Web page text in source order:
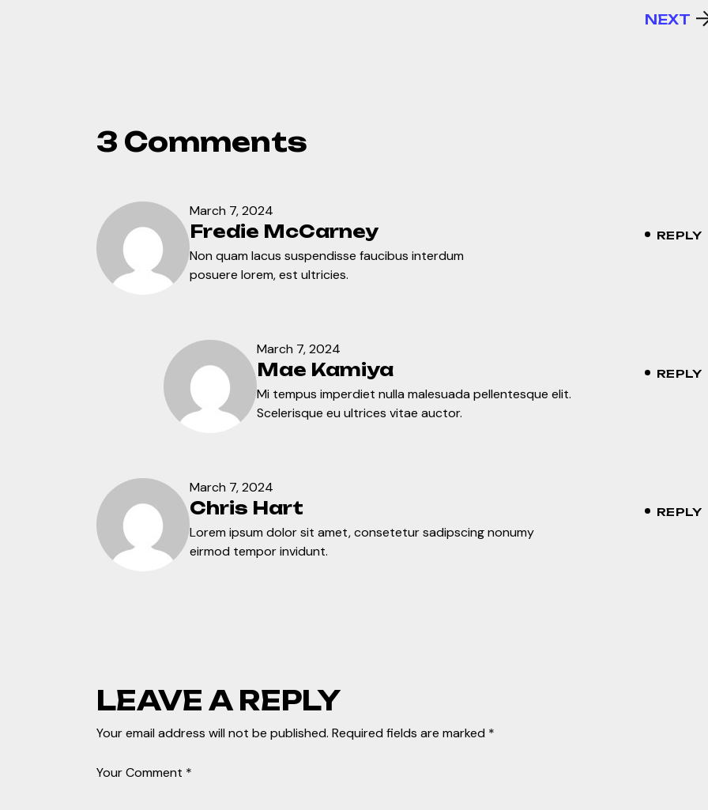
NEXT
3 Comments
March 7, 2024
Fredie McCarney REPLY
Non quam lacus suspendisse faucibus interdum
posuere lorem, est ultricies.
March 7, 2024
Mae Kamiya REPLY
Mi tempus imperdiet nulla malesuada pellentesque elit.
Scelerisque eu ultrices vitae auctor.
March 7, 2024
Chris Hart REPLY
Lorem ipsum dolor sit amet, consetetur sadipscing nonumy
eirmod tempor invidunt.
LEAVE A REPLY
Your email address will not be published. Required fields are marked *